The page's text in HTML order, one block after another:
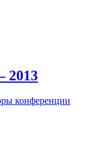
2013
конференции